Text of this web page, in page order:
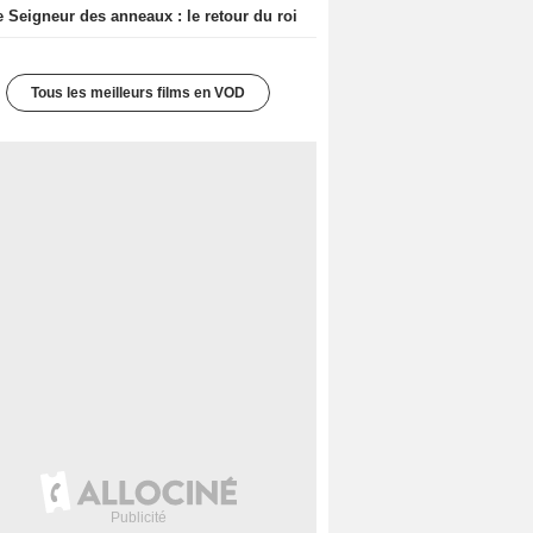
Seigneur des anneaux : le retour du roi
Tous les meilleurs films en VOD